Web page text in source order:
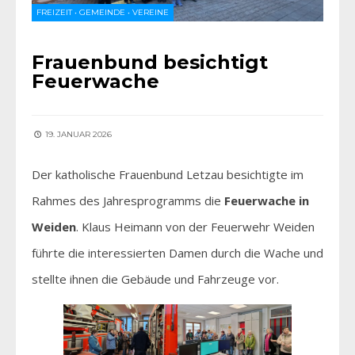
FREIZEIT• GEMEINDE • VEREINE
Frauenbund besichtigt
Feuerwache
19. JANUAR 2026
Der katholische Frauenbund Letzau besichtigte im
Rahmes des Jahresprogramms die Feuerwache in
Weiden. Klaus Heimann von der Feuerwehr Weiden
führte die interessierten Damen durch die Wache und
stellte ihnen die Gebäude und Fahrzeuge vor.